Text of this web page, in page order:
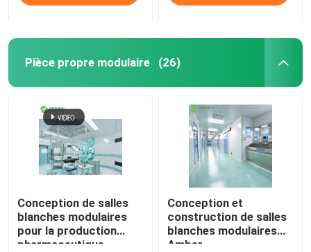
Pièce propre modulaire (26)
Conception de salles
blanches modulaires
pour la production
pharmaceutique
Conception et
construction de salles
blanches modulaires
Amber